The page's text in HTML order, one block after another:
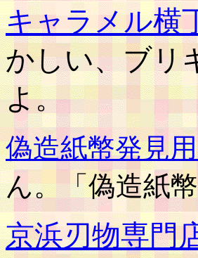
キャラメル横
かしい、ブリ
よ。
偽造紙幣発見
ん。「偽造紙
京浜刃物専門